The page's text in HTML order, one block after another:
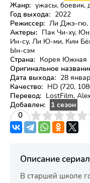
Жанр: ужасы, боевик,
Год выхода: 2022
Режиссер: Ли Джэ-гю,
Актеры: Пак Чи-ху,
Ин-су, Ли Ю-ми, Ким
Ын-сэм
Страна: Корея Южная
Оригинальное
Дата выхода: 28
Качество: HD (720,
Перевод: LostFilm,
Добавлен:
1 сезон
0
4 5 6 7 8 9
Описание
В старшей школе